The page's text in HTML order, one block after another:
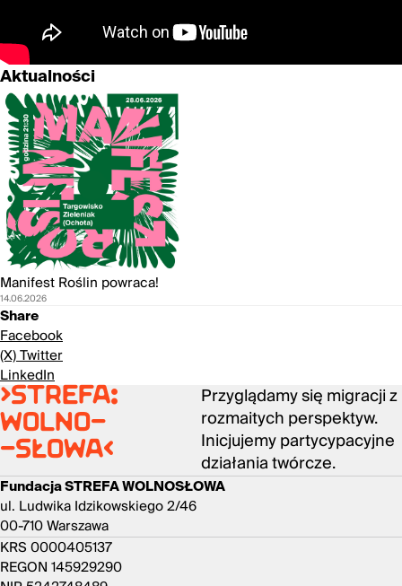
Aktualności
Manifest Roślin powraca!
14.06.2026
Share
Facebook
(X) Twitter
LinkedIn
>strefa:
wolno-
-słowa<
Przyglądamy się migracji z
rozmaitych perspektyw.
Inicjujemy partycypacyjne
działania twórcze.
Fundacja STREFA WOLNOSŁOWA
ul. Ludwika Idzikowskiego 2/46
00-710 Warszawa
KRS 0000405137
REGON 145929290